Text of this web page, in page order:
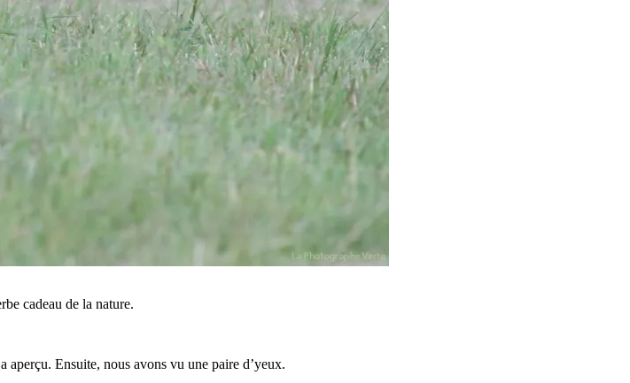
cadeau de la nature.
Ensuite, nous avons vu une paire d’yeux.